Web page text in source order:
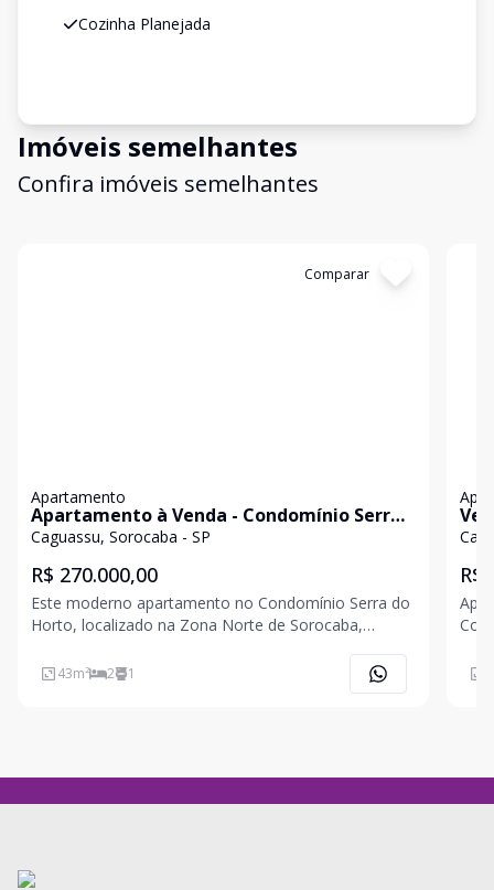
Cozinha Planejada
Imóveis semelhantes
Confira imóveis semelhantes
Comparar
Apartamento
Apartamento à Venda - Condomínio Serra
do Horto
Caguassu, Sorocaba - SP
R$ 270.000,00
Este moderno apartamento no Condomínio Serra do
Horto, localizado na Zona Norte de Sorocaba,
horas, salão de festas, playground e área gourmet, é
o lugar perfeito para quem busca um ambiente
43m² 2 1
R$